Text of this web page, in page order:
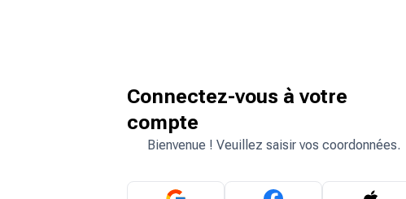
Connectez-vous à votre
compte
Bienvenue ! Veuillez saisir vos coordonnées.